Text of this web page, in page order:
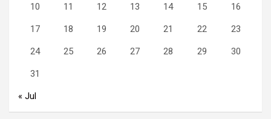
10 11 12 13 14 15 16
17 18 19 20 21 22 23
24 25 26 27 28 29 30
31
« Jul